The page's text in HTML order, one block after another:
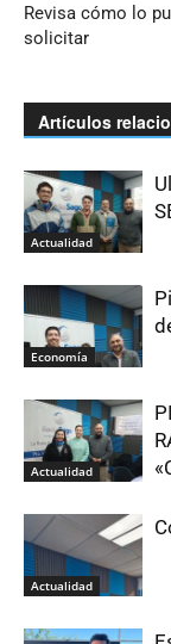
Revisa cómo lo
solicitar
Artículos
Actualidad
Economía
Actualidad
Actualidad